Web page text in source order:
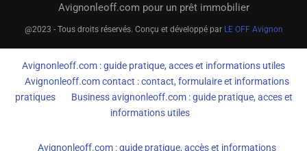
Avignonleoff.com pour un prêt immobilier
@2023 - Tous droits réservés. Conçu et développé par LE OFF Avignon
Avignonleoff.com : guide pratique, acces et informations utiles
Avignonleoff.com contact : contact, formulaire et informations
pratiques
Business avignonleoff.com : guide pratique, acces et
informations utiles
Avignonleoff.com : guide pratique, accès et informations